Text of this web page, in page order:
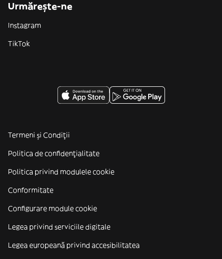
Urmărește-ne
Instagram
TikTok
Termeni și Condiții
Politica de confidenţialitate
Politica privind modulele cookie
Conformitate
Configurare module cookie
Legea privind serviciile digitale
Legea europeană privind accesibilitatea